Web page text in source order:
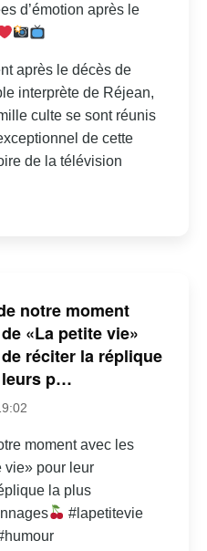
d’émotion après le
après le décès de
interprète de Réjean,
culte se sont réunis
de cette
de la télévision
notre moment
«La petite vie»
réciter la réplique
leurs p…
moment avec les
vie» pour leur
la plus
#lapetitevie